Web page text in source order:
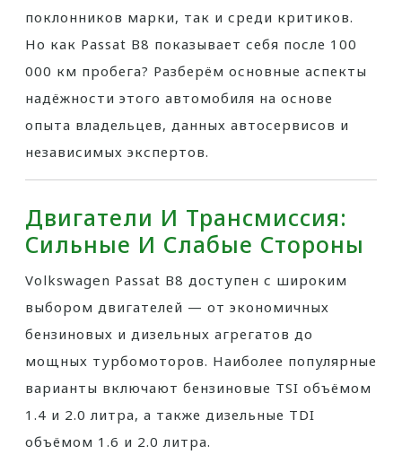
поклонников марки, так и среди критиков.
Но как Passat B8 показывает себя после 100
000 км пробега? Разберём основные аспекты
надёжности этого автомобиля на основе
опыта владельцев, данных автосервисов и
независимых экспертов.
Двигатели И Трансмиссия:
Сильные И Слабые Стороны
Volkswagen Passat B8 доступен с широким
выбором двигателей — от экономичных
бензиновых и дизельных агрегатов до
мощных турбомоторов. Наиболее популярные
варианты включают бензиновые TSI объёмом
1.4 и 2.0 литра, а также дизельные TDI
объёмом 1.6 и 2.0 литра.